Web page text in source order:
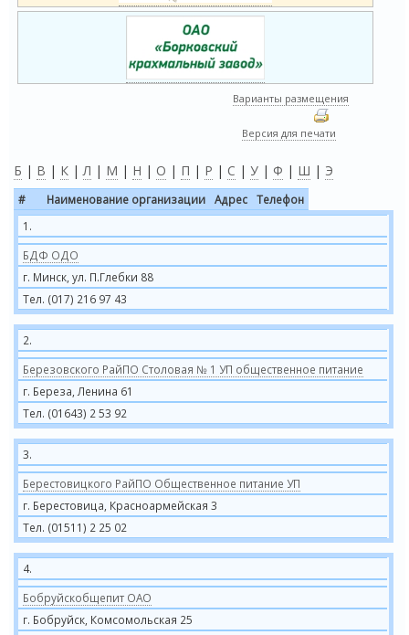
Варианты размещения
Версия для печати
Б | В | К |Л | М | Н | О | П | Р | С | У | Ф | Ш | Э
# Наименование организации Адрес
Телефон
1.
БДФ ОДО
г. Минск, ул. П.Глебки 88
Тел. (017) 216 97 43
2.
Березовского РайПО Столовая № 1 УП общественное питание
г. Береза, Ленина 61
Тел. (01643) 2 53 92
3.
Берестовицкого РайПО Общественное питание УП
г. Берестовица, Красноармейская 3
Тел. (01511) 2 25 02
4.
Бобруйскобщепит ОАО
г. Бобруйск, Комсомольская 25